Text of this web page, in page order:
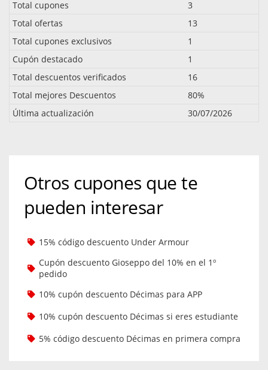
Total cupones
3
Total ofertas
13
Total cupones exclusivos
1
Cupón destacado
1
Total descuentos verificados
16
Total mejores Descuentos
80%
Última actualización
30/07/2026
Otros cupones que te
pueden interesar
15% código descuento Under Armour
Cupón descuento Gioseppo del 10% en el 1º
pedido
10% cupón descuento Décimas para APP
10% cupón descuento Décimas si eres estudiante
5% código descuento Décimas en primera compra